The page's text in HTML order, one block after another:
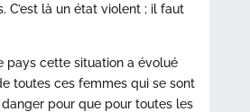
C’est là un état violent ; il faut
pays cette situation a évolué
toutes ces femmes qui se sont
pour que pour toutes les